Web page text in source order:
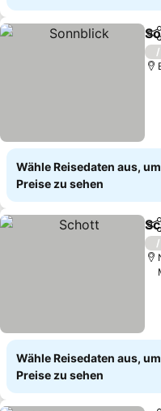
/
Wähle Reisedaten aus,
Preise zu sehen
/
Wähle Reisedaten aus,
Preise zu sehen